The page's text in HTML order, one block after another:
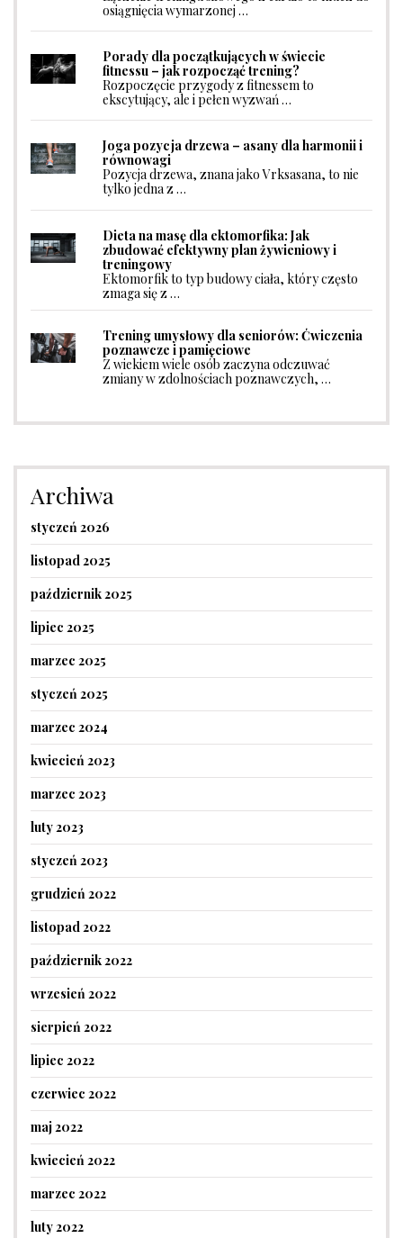
osiągnięcia wymarzonej …
Porady dla początkujących w świecie
fitnessu – jak rozpocząć trening?
Rozpoczęcie przygody z fitnessem to
ekscytujący, ale i pełen wyzwań …
Joga pozycja drzewa – asany dla harmonii i
równowagi
Pozycja drzewa, znana jako Vrksasana, to nie
tylko jedna z …
Dieta na masę dla ektomorfika: Jak
zbudować efektywny plan żywieniowy i
treningowy
Ektomorfik to typ budowy ciała, który często
zmaga się z …
Trening umysłowy dla seniorów: Ćwiczenia
poznawcze i pamięciowe
Z wiekiem wiele osób zaczyna odczuwać
zmiany w zdolnościach poznawczych, …
Archiwa
styczeń 2026
listopad 2025
październik 2025
lipiec 2025
marzec 2025
styczeń 2025
marzec 2024
kwiecień 2023
marzec 2023
luty 2023
styczeń 2023
grudzień 2022
listopad 2022
październik 2022
wrzesień 2022
sierpień 2022
lipiec 2022
czerwiec 2022
maj 2022
kwiecień 2022
marzec 2022
luty 2022